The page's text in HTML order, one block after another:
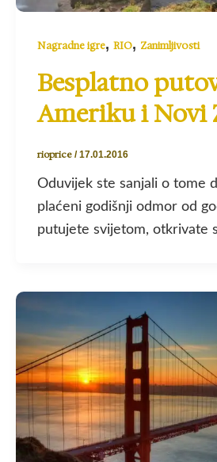
Nagradne igre, RIO, Zanimljivosti
Besplatno
Ameriku i Novi
rioprice /17.01.2016
Oduvijek ste sanjali o tome
plaćeni godišnji odmor od
putujete svijetom, otkrivate